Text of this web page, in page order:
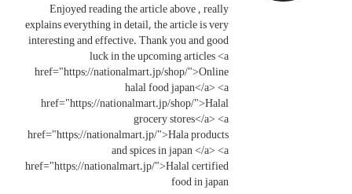
Enjoyed reading the article above , really
explains everything in detail, the article is very
interesting and effective. Thank you and good
luck in the upcoming articles <a
href="https://nationalmart.jp/shop/">Online
halal food japan</a> <a
href="https://nationalmart.jp/shop/">Halal
grocery stores</a> <a
href="https://nationalmart.jp/">Hala products
and spices in japan </a> <a
href="https://nationalmart.jp/">Halal certified
food in japan